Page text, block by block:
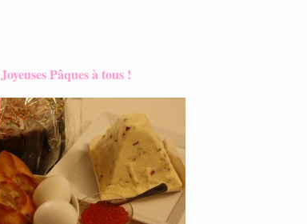
Joyeuses Pâques à tous !